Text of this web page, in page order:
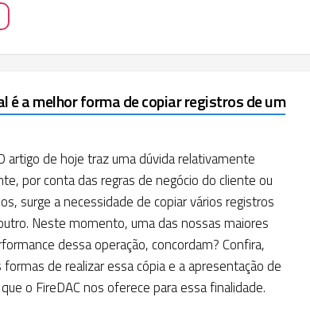
é a melhor forma de copiar registros de um
artigo de hoje traz uma dúvida relativamente
por conta das regras de negócio do cliente ou
surge a necessidade de copiar vários registros
Neste momento, uma das nossas maiores
dessa operação, concordam? Confira,
de realizar essa cópia e a apresentação de
o FireDAC nos oferece para essa finalidade.